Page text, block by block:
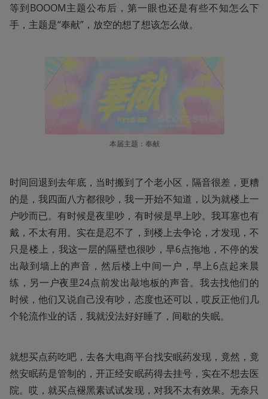
等到BOOOM主题公布后，第一眼也还是有些不知怎么下
手，主题是“奉献”，放空的想了想该怎么做。
本届主题：奉献
时间回退到去年底，当时搬到了个老小区，隔音很差，更糟
的是，我四面八方都很吵，我一开始不知道，以为就楼上一
户吵而已。有时候是夜里吵，有时候是早上吵。我耳塞也有
戴，不太有用。实在是忍不了，到楼上去争论，才发现，不
只是楼上，我这一层的隔壁也很吵，早6点拖地，不停的发
出敲到墙上的声音，然后楼上中间一户，早上6点起来晨
练，另一户夜里24点前发出敲地板的声音。我去找他们的
时候，他们又说自己没有吵，态度也还可以，哎反正他们几
个轮流作业的话，我就没法好好睡了，间歇的失眠。
就想买点药吃吧，去各大电商平台找安眠药发现，竟然，竟
然安眠药是管制的，开正经安眠药得去挂号，实在不想去医
院。哎，就买点褪黑素试试发现，对我不太有效果。无奈只